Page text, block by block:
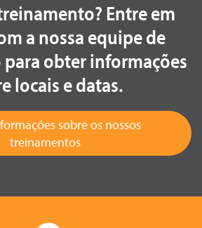
Entre em
a nossa equipe de
obter informações
locais e datas.
sobre os nossos
treinamentos